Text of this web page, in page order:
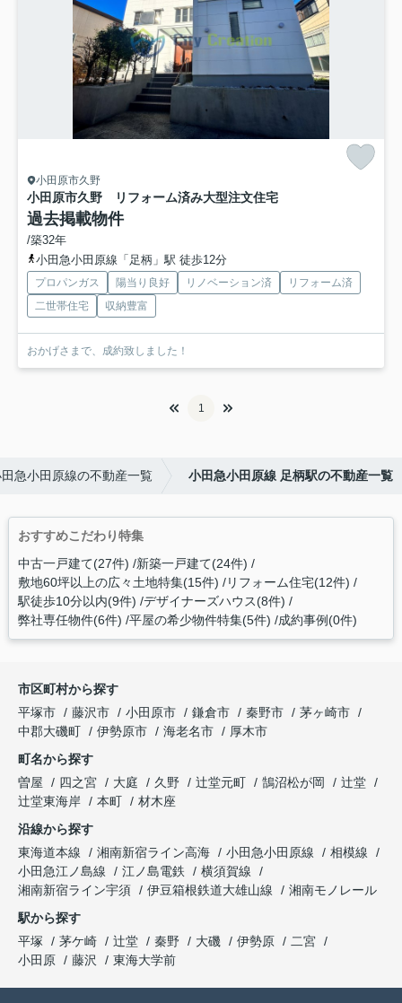
小田原市久野
小田原市久野 リフォーム済み大型注文住宅
過去掲載物件
/築32年
小田急小田原線「足柄」駅 徒歩12分
プロパンガス 陽当り良好 リノベーション済
リフォーム済
二世帯住宅
収納豊富
おかげさまで、成約致しました！
1
急小田原線の不動産一覧 小田急小田原線 足柄駅の不動産一覧
おすすめこだわり特集
中古一戸建て(27件) 新築一戸建て(24件)
敷地60坪以上の広々土地特集(15件) リフォーム住宅(12件)
駅徒歩10分以内(9件) デザイナーズハウス(8件)
弊社専任物件(6件) 平屋の希少物件特集(5件) 成約事例(0件)
市区町村から探す
平塚市
藤沢市 小田原市 鎌倉市 秦野市
茅ヶ崎市
中郡大磯町
伊勢原市 海老名市
厚木市
町名から探す
曽屋
四之宮 大庭 久野 辻堂元町 鵠沼松が岡
辻堂
辻堂東海岸
本町
材木座
沿線から探す
東海道本線
湘南新宿ライン高海 小田急小田原線
相模線
小田急江ノ島線
江ノ島電鉄
横須賀線
湘南新宿ライン宇須
伊豆箱根鉄道大雄山線
湘南モノレール
駅から探す
平塚
茅ケ崎 辻堂 秦野 大磯 伊勢原
二宮
小田原
藤沢 東海大学前